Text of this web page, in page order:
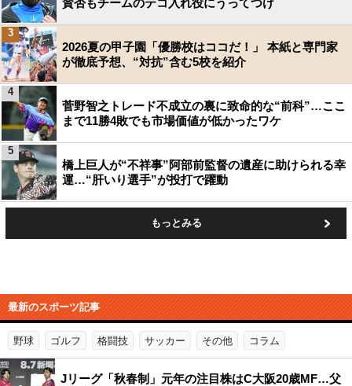
賛否もチームのテコ入れ役にうってつけ
2026夏の甲子園「優勝校はココだ！」 本紙と専門家
が徹底予想、“対抗”含む5校を紹介
3
菅野智之トレード不成立の裏に致命的な“前科”…ここ
まで11勝4敗でも市場価値が低かったワケ
4
橋上巨人が“不祥事”阿部前監督の遺産に助けられる幸
運…“肝いり選手”が投打で躍動
5
もっとみる
最新のスポーツ記事
野球 ゴルフ 格闘技 サッカー その他 コラム
Jリーグ「秋春制」元年の注目株はC大阪20歳MF…父